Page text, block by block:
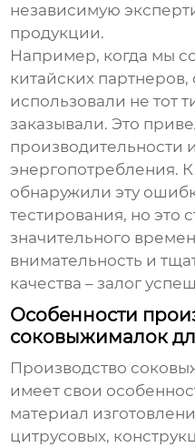
независимую
продукции.
Например, когда мы
китайских партнеров,
использовали не тот
заказывали. Это
производительности
энергопотребления.
обнаружили эту
тестирования, но это
значительного
внимательность и
качества – залог
Особенности
соковыжималок
Производство
имеет свои
материал
цитрусовых,